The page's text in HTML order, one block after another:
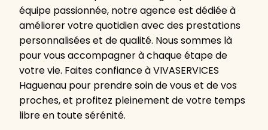
équipe passionnée, notre agence est dédiée à
améliorer votre quotidien avec des prestations
personnalisées et de qualité. Nous sommes là
pour vous accompagner à chaque étape de
votre vie. Faites confiance à VIVASERVICES
Haguenau pour prendre soin de vous et de vos
proches, et profitez pleinement de votre temps
libre en toute sérénité.